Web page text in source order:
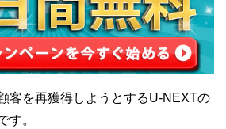
客を再獲得しようとするU-NEXTの
す。